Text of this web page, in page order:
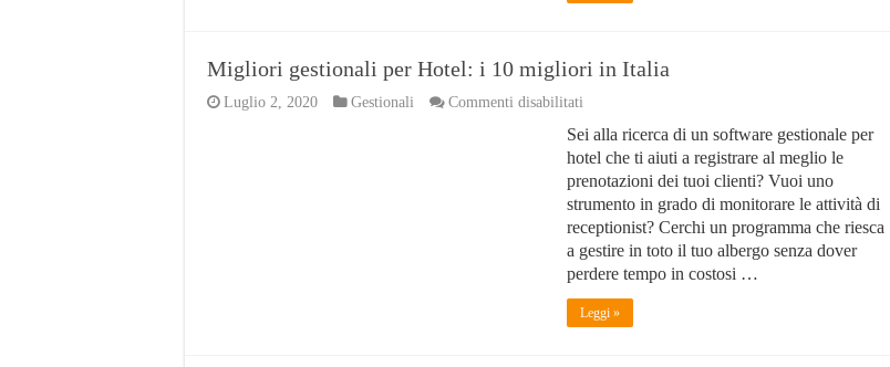
Migliori gestionali per Hotel: i 10 migliori in Italia
Luglio 2, 2020 Gestionali Commenti disabilitati
gestionali
per
Hotel:
i
10
migliori
in
Italia
Sei alla ricerca di un software gestionale per
hotel che ti aiuti a registrare al meglio le
prenotazioni dei tuoi clienti? Vuoi uno
strumento in grado di monitorare le attività di
receptionist? Cerchi un programma che riesca
a gestire in toto il tuo albergo senza dover
perdere tempo in costosi …
Leggi »